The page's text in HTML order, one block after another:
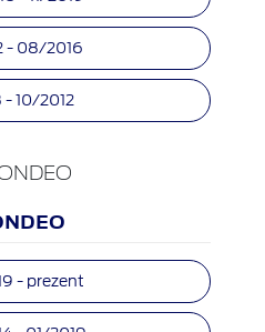
- 08/2016
10/2012
- prezent